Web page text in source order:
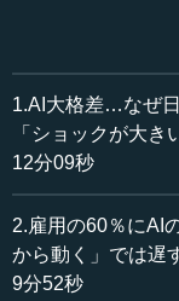
養、そして生涯に
た、企業において
あまあの技術」と
ン創出や組織構造
用すべきである
課題を解決する大
編集長）
収録日：2026年3
追加日：2026年6
カテゴリー：
ビジネス・経営
≪全文≫
●AI時代に個人
1.AI大格差…なぜ
「ショックが大き
12分09秒
2.雇用の60％にAI
から動く」では遅
9分52秒